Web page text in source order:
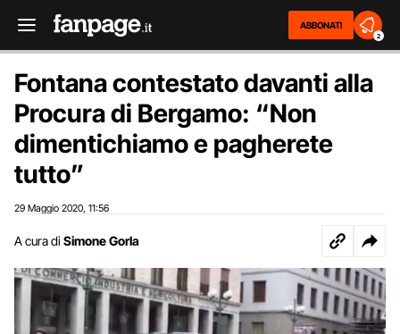
ABBONATI
2
Fontana contestato davanti alla
Procura di Bergamo: “Non
dimentichiamo e pagherete
tutto”
29 Maggio 2020 11:56
A cura di Simone Gorla